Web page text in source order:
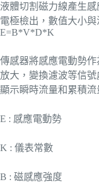
液體切割磁力線產生
電極檢出，數值大小與
E=B*V*D*K
傳感器將感應電動勢
放大，變換濾波等信
顯示瞬時流量和累積流
E : 感應電動勢
K : 儀表常數
B : 磁感應強度